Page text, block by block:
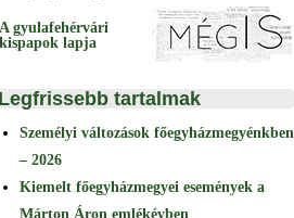
A gyulafehérvári
kispapok lapja
Legfrissebb tartalmak
Személyi változások főegyházmegyénkben
– 2026
Kiemelt főegyházmegyei események a
Márton Áron emlékévben